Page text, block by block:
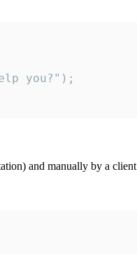
you?");
and manually by a client